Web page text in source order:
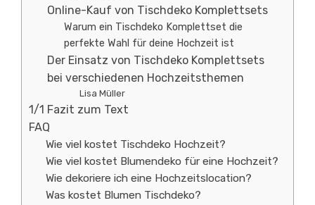
Online-Kauf von Tischdeko Komplettsets
Warum ein Tischdeko Komplettset die
perfekte Wahl für deine Hochzeit ist
Der Einsatz von Tischdeko Komplettsets
bei verschiedenen Hochzeitsthemen
Lisa Müller
1/1 Fazit zum Text
FAQ
Wie viel kostet Tischdeko Hochzeit?
Wie viel kostet Blumendeko für eine Hochzeit?
Wie dekoriere ich eine Hochzeitslocation?
Was kostet Blumen Tischdeko?